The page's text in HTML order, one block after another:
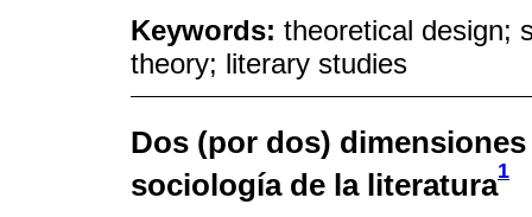
Keywords: theoretical design;
theory; literary studies
Dos (por dos)
sociología de la literatura1